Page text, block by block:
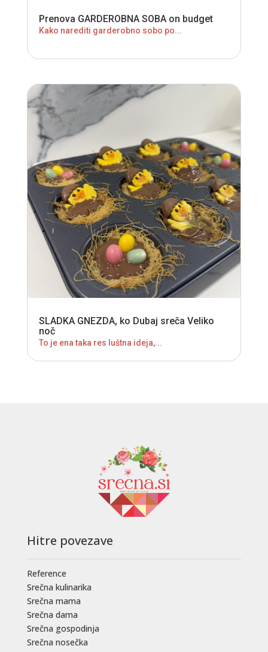
Prenova GARDEROBNA SOBA on budget
Kako narediti garderobno sobo po...
SLADKA GNEZDA, ko Dubaj sreča Veliko
noč
To je ena taka res luštna ideja,...
Hitre povezave
Reference
Srečna kulinarika
Srečna mama
Srečna dama
Srečna gospodinja
Srečna nosečka